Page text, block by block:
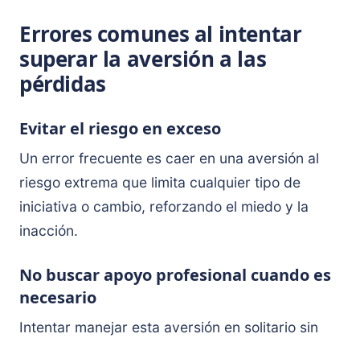
Errores comunes al intentar
superar la aversión a las
pérdidas
Evitar el riesgo en exceso
Un error frecuente es caer en una aversión al
riesgo extrema que limita cualquier tipo de
iniciativa o cambio, reforzando el miedo y la
inacción.
No buscar apoyo profesional cuando es
necesario
Intentar manejar esta aversión en solitario sin